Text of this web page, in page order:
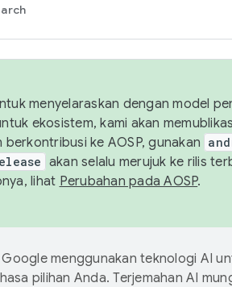
menyelaraskan dengan model
ekosistem, kami akan
ke AOSP, gunakan
akan selalu merujuk ke rilis
lihat Perubahan pada AOSP.
Google menggunakan teknologi AI
pilihan Anda. Terjemahan AI